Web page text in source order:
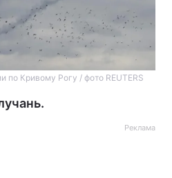
по Кривому Рогу / фото REUTERS
Реклама